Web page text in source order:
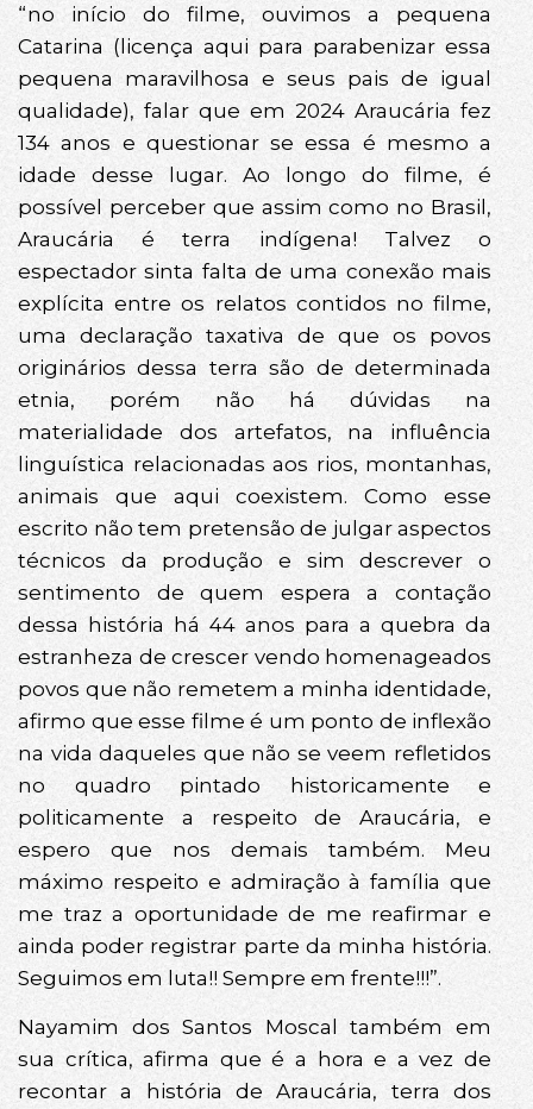
“no início do filme, ouvimos a pequena
Catarina (licença aqui para parabenizar essa
pequena maravilhosa e seus pais de igual
qualidade), falar que em 2024 Araucária fez
134 anos e questionar se essa é mesmo a
idade desse lugar. Ao longo do filme, é
possível perceber que assim como no Brasil,
Araucária é terra indígena! Talvez o
espectador sinta falta de uma conexão mais
explícita entre os relatos contidos no filme,
uma declaração taxativa de que os povos
originários dessa terra são de determinada
etnia, porém não há dúvidas na
materialidade dos artefatos, na influência
linguística relacionadas aos rios, montanhas,
animais que aqui coexistem. Como esse
escrito não tem pretensão de julgar aspectos
técnicos da produção e sim descrever o
sentimento de quem espera a contação
dessa história há 44 anos para a quebra da
estranheza de crescer vendo homenageados
povos que não remetem a minha identidade,
afirmo que esse filme é um ponto de inflexão
na vida daqueles que não se veem refletidos
no quadro pintado historicamente e
politicamente a respeito de Araucária, e
espero que nos demais também. Meu
máximo respeito e admiração à família que
me traz a oportunidade de me reafirmar e
ainda poder registrar parte da minha história.
Seguimos em luta!! Sempre em frente!!!”.
Nayamim dos Santos Moscal também em
sua crítica, afirma que é a hora e a vez de
recontar a história de Araucária, terra dos